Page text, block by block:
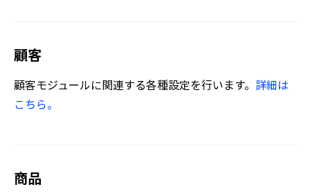
顧客
顧客モジュールに関連する各種設定を行います。 詳細は
こちら。
商品